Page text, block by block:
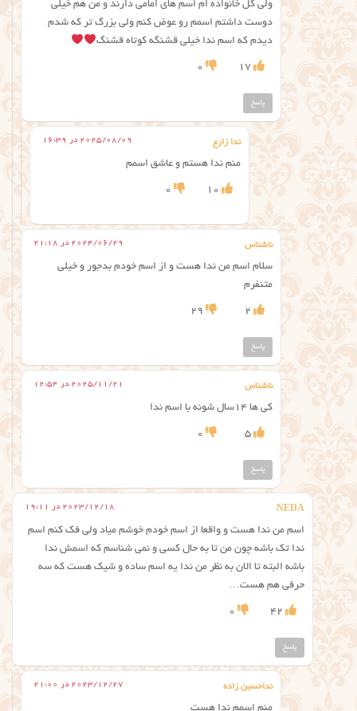
ولی کل خانواده ام اسم های امامی دارند و من هم خیلی
دوست داشتم اسمم رو عوض کنم ولی بزرگ تر که شدم
دیدم که اسم ندا خیلی قشنگه کوتاه قشنگ
17
0
پاسخ
ندا زارع 2025/08/09 در 16:39
منم ندا هستم و عاشق اسمم
10
0
ناشناس 2024/06/29 در 21:18
سلام اسم من ندا هست و از اسم خودم بدجور و خیلی
متنفرم
2
29
پاسخ
ناشناس 2025/11/21 در 12:54
کی ها 14سال شونه با اسم ندا
5
0
پاسخ
NEDA 2023/12/18 در 19:11
اسم من ندا هست و واقعا از اسم خودم خوشم میاد ولی فک کنم اسم
ندا تک باشه چون من تا به حال کسی و نمی شناسم که اسمش ندا
باشه البته تا الان به نظر من ندا یه اسم ساده و شیک هست که سه
حرفی هم هست…
42
0
پاسخ
نداحسین زاده 2023/12/27 در 21:00